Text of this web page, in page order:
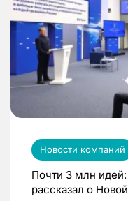
Новости компаний
Почти 3 млн
рассказал о